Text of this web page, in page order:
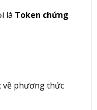
là Token chứng
về phương thức